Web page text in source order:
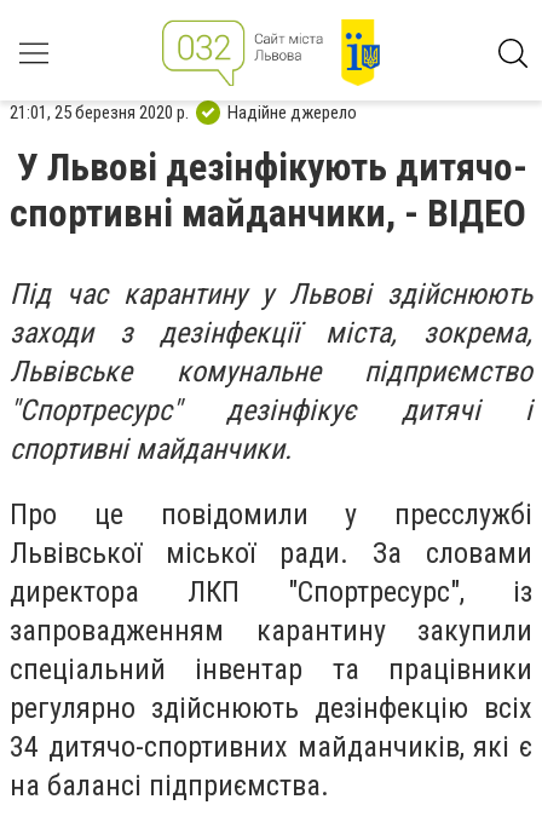
21:01, 25 березня 2020 р. Надійне джерело
У Львові дезінфікують дитячо-
спортивні майданчики, - ВІДЕО
Під час карантину у Львові здійснюють
заходи з дезінфекції міста, зокрема,
Львівське комунальне підприємство
"Спортресурс" дезінфікує дитячі і
спортивні майданчики.
Про це повідомили у пресслужбі
Львівської міської ради. За словами
директора ЛКП "Спортресурс", із
запровадженням карантину закупили
спеціальний інвентар та працівники
регулярно здійснюють дезінфекцію всіх
34 дитячо-спортивних майданчиків, які є
на балансі підприємства.